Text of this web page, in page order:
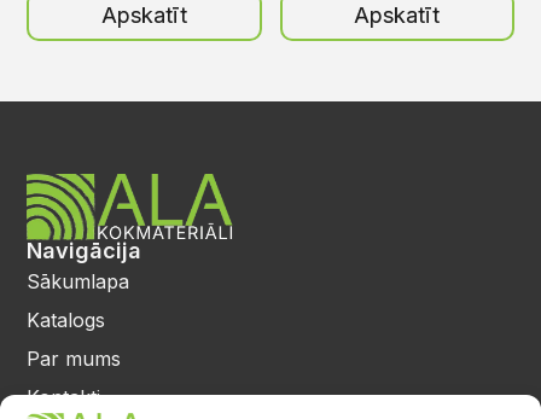
Apskatīt
Apskatīt
Navigācija
Sākumlapa
Katalogs
Par mums
Kontakti